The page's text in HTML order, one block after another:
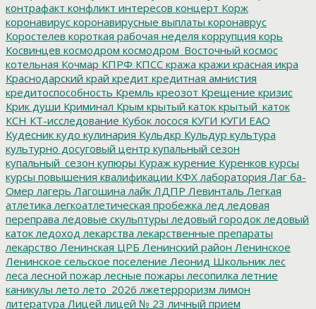
контрафакт конфликт интересов концерт Корж
коронавирус коронавирусные выплаты коронаврус
Коростелев короткая рабочая неделя коррупция корь
Косвинцев космодром космодром_Восточный космос
котельная Кочмар КПРФ КПСС кража кражи красная икра
Краснодарский край кредит кредитная амнистия
кредитоспособность Кремль креозот Крещение кризис
Крик души Криминал Крым крытый каток крытый_каток
КСН КТ-исследование Кубок лосося КУГИ КУГИ ЕАО
Кудесник кудо кулинария Кульдкр Кульдур культура
культурно досуговый центр купальный сезон
купальный_сезон купюры Кураж курение Куренков курсы
курсы повышения квалификации КФХ лаборатория Лаг ба-
Омер лагерь Лагошина лайк ЛДПР Левинталь Легкая
атлетика легкоатлетическая пробежка лед ледовая
переправа ледовые скульптуры ледовый городок ледовый
каток ледоход лекарства лекарственные препараты
лекарство Ленинская ЦРБ Ленинский район Ленинское
Ленинское сельское поселение Леонид Школьник лес
леса лесной пожар лесные пожары лесопилка летние
каникулы лето лето_2026 лжетерроризм лимон
литература Лицей лицей № 23 личный прием